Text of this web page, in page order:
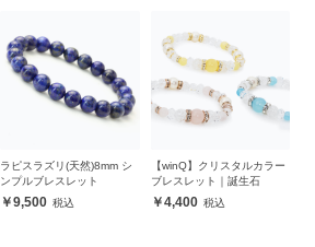
ラピスラズリ(天然)8mm シ
ンプルブレスレット
9,500
【winQ】クリスタルカラー
ブレスレット｜誕生石
4,400